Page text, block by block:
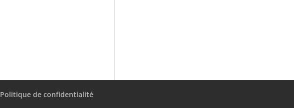
Politique de confidentialité